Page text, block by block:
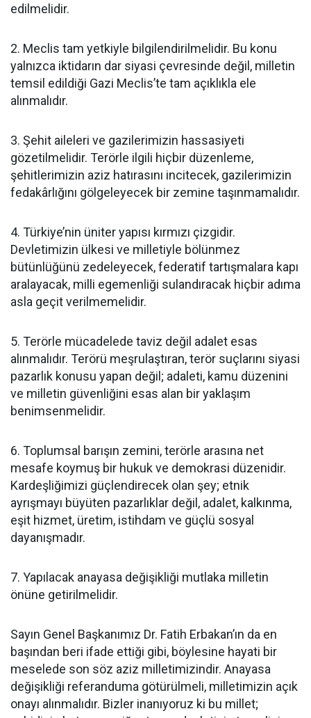
edilmelidir.
2. Meclis tam yetkiyle bilgilendirilmelidir. Bu konu
yalnızca iktidarın dar siyasi çevresinde değil, milletin
temsil edildiği Gazi Meclis’te tam açıklıkla ele
alınmalıdır.
3. Şehit aileleri ve gazilerimizin hassasiyeti
gözetilmelidir. Terörle ilgili hiçbir düzenleme,
şehitlerimizin aziz hatırasını incitecek, gazilerimizin
fedakârlığını gölgeleyecek bir zemine taşınmamalıdır.
4. Türkiye’nin üniter yapısı kırmızı çizgidir.
Devletimizin ülkesi ve milletiyle bölünmez
bütünlüğünü zedeleyecek, federatif tartışmalara kapı
aralayacak, milli egemenliği sulandıracak hiçbir adıma
asla geçit verilmemelidir.
5. Terörle mücadelede taviz değil adalet esas
alınmalıdır. Terörü meşrulaştıran, terör suçlarını siyasi
pazarlık konusu yapan değil; adaleti, kamu düzenini
ve milletin güvenliğini esas alan bir yaklaşım
benimsenmelidir.
6. Toplumsal barışın zemini, terörle arasına net
mesafe koymuş bir hukuk ve demokrasi düzenidir.
Kardeşliğimizi güçlendirecek olan şey; etnik
ayrışmayı büyüten pazarlıklar değil, adalet, kalkınma,
eşit hizmet, üretim, istihdam ve güçlü sosyal
dayanışmadır.
7. Yapılacak anayasa değişikliği mutlaka milletin
önüne getirilmelidir.
Sayın Genel Başkanımız Dr. Fatih Erbakan’ın da en
başından beri ifade ettiği gibi, böylesine hayati bir
meselede son söz aziz milletimizindir. Anayasa
değişikliği referanduma götürülmeli, milletimizin açık
onayı alınmalıdır. Bizler inanıyoruz ki bu millet;